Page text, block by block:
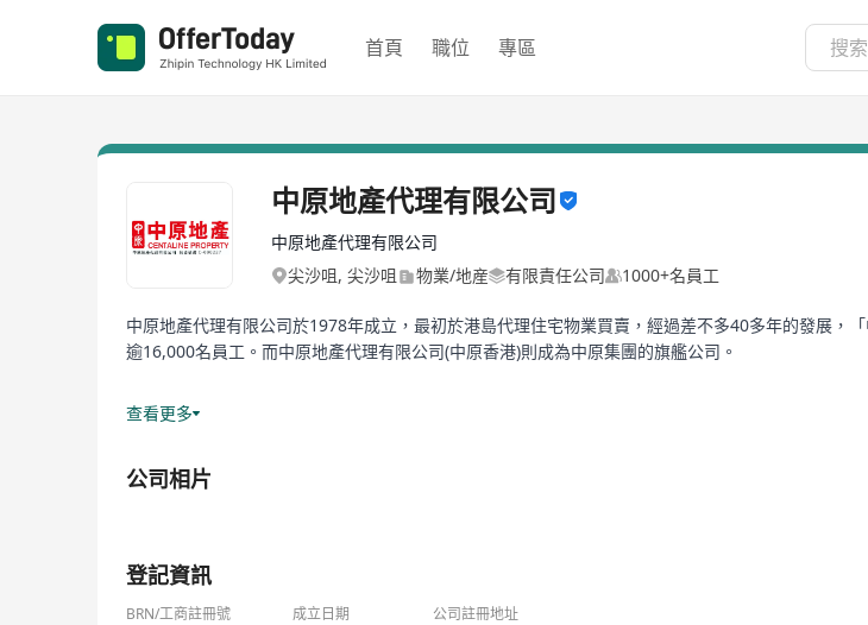
首頁 職位 專區
中原地產代理有限公司
中原地產代理有限公司
尖沙咀, 尖沙咀
物業/地産 有限責任公司 1000+名員工
中原地產代理有限公司於1978年成立，最初於港島代理住宅物業買賣，經過差不多40多年的發展，
逾16,000名員工。而中原地產代理有限公司(中原香港)則成為中原集團的旗艦公司。
服務範疇方面，中原地產代理有限公司提供住宅、工商舖及車位代理服務，覆蓋本地的新盤及二手
增值服務，包括：測量估價、招標拍賣、資產管理、按揭轉介、移民顧問等，為客戶提供一條龍代理
地域方面，自從1990年代進駐上海以來，「中原地產」品牌於國內逐漸發展。現時於內地30多個省
中原地產於香港的分行規模亦在擴展中；同時亦設有海外項目部，精選世界各地的樓盤，給客戶更多
查看更多
公司相片
登記資訊
BRN/工商註冊號 成立日期 公司註冊地址